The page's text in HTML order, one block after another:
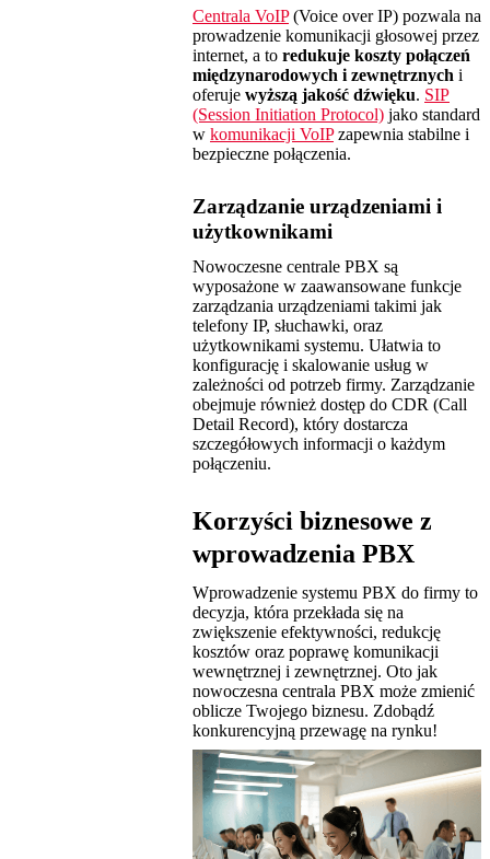
Centrala VoIP(Voice over IP) pozwala na
prowadzenie komunikacji głosowej przez
internet, a to redukuje koszty połączeń
międzynarodowych i zewnętrznych i
oferuje wyższą jakość dźwięku. SIP
(Session Initiation Protocol) jako standard
w komunikacji VoIPzapewnia stabilne i
bezpieczne połączenia.
Zarządzanie urządzeniami i
użytkownikami
Nowoczesne centrale PBX są
wyposażone w zaawansowane funkcje
zarządzania urządzeniami takimi jak
telefony IP, słuchawki, oraz
użytkownikami systemu. Ułatwia to
konfigurację i skalowanie usług w
zależności od potrzeb firmy. Zarządzanie
obejmuje również dostęp do CDR (Call
Detail Record), który dostarcza
szczegółowych informacji o każdym
połączeniu.
Korzyści biznesowe z
wprowadzenia PBX
Wprowadzenie systemu PBX do firmy to
decyzja, która przekłada się na
zwiększenie efektywności, redukcję
kosztów oraz poprawę komunikacji
wewnętrznej i zewnętrznej. Oto jak
nowoczesna centrala PBX może zmienić
oblicze Twojego biznesu. Zdobądź
konkurencyjną przewagę na rynku!